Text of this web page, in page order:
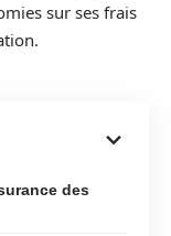
sur ses frais
des